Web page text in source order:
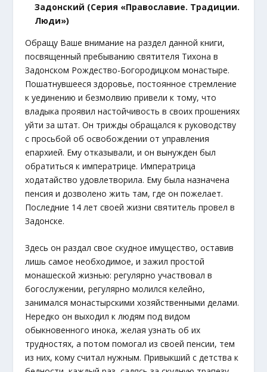
Задонский (Серия «Православие. Традиции.
Люди»)
Обращу Ваше внимание на раздел данной книги,
посвященный пребыванию святителя Тихона в
Задонском Рождество-Богородицком монастыре.
Пошатнувшееся здоровье, постоянное стремление
к уединению и безмолвию привели к тому, что
владыка проявил настойчивость в своих прошениях
уйти за штат. Он трижды обращался к руководству
с просьбой об освобождении от управления
епархией. Ему отказывали, и он вынужден был
обратиться к императрице. Императрица
ходатайство удовлетворила. Ему была назначена
пенсия и дозволено жить там, где он пожелает.
Последние 14 лет своей жизни святитель провел в
Задонске.
Здесь он раздал свое скудное имущество, оставив
лишь самое необходимое, и зажил простой
монашеской жизнью: регулярно участвовал в
богослужении, регулярно молился келейно,
занимался монастырскими хозяйственными делами.
Нередко он выходил к людям под видом
обыкновенного инока, желая узнать об их
трудностях, а потом помогал из своей пенсии, тем
из них, кому считал нужным. Привыкший с детства к